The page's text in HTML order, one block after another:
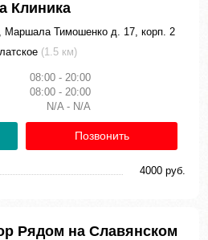
Клиника
Маршала Тимошенко д. 17, корп. 2
(1.5 км)
08:00 - 20:00
08:00 - 20:00
N/A - N/A
Позвонить
4000 руб.
Рядом на Славянском